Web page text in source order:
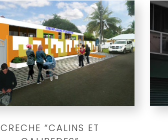
CRECHE “CALINS ET